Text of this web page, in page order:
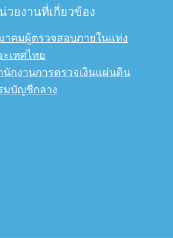
วยงานที่เกี่ยวข้อง
าคมผู้ตรวจสอบภายในแห่ง
ะเทศไทย
นักงานการตรวจเงินแผ่นดิน
มบัญชีกลาง